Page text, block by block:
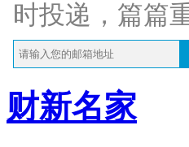
时投递，篇篇
财新名家